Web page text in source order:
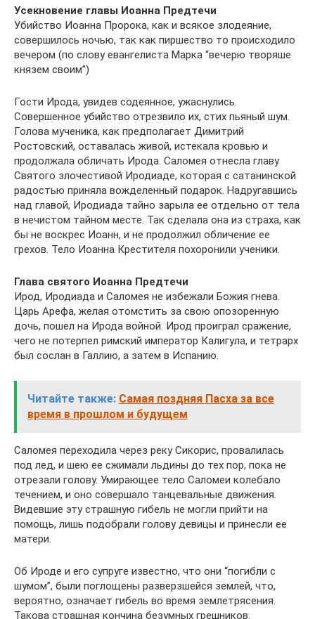
Усекновение главы Иоанна Предтечи
Убийство Иоанна Пророка, как и всякое злодеяние,
совершилось ночью, так как пиршество то происходило
вечером (по слову евангелиста Марка “вечерю творяше
князем своим”)
Гости Ирода, увидев содеянное, ужаснулись.
Совершенное убийство отрезвило их, стих пьяный шум.
Голова мученика, как предполагает Димитрий
Ростовский, оставалась живой, истекала кровью и
продолжала обличать Ирода. Саломея отнесла главу
Святого злочестивой Иродиаде, которая с сатанинской
радостью приняла вожделенный подарок. Надругавшись
над главой, Иродиада тайно зарыла ее отдельно от тела
в нечистом тайном месте. Так сделала она из страха, как
бы не воскрес Иоанн, и не продолжил обличение ее
грехов. Тело Иоанна Крестителя похоронили ученики.
Глава святого Иоанна Предтечи
Ирод, Иродиада и Саломея не избежали Божия гнева.
Царь Арефа, желая отомстить за свою опозоренную
дочь, пошел на Ирода войной. Ирод проиграл сражение,
чего не потерпел римский император Калигула, и тетрарх
был сослан в Галлию, а затем в Испанию.
Читайте также: Самая поздняя Пасха за все
время в прошлом и будущем
Саломея переходила через реку Сикорис, провалилась
под лед, и шею ее сжимали льдины до тех пор, пока не
отрезали голову. Умирающее тело Саломеи колебало
течением, и оно совершало танцевальные движения.
Видевшие эту страшную гибель не могли прийти на
помощь, лишь подобрали голову девицы и принесли ее
матери.
Об Ироде и его супруге известно, что они “погибли с
шумом”, были поглощены разверзшейся землей, что,
вероятно, означает гибель во время землетрясения.
Такова страшная кончина безумных грешников.